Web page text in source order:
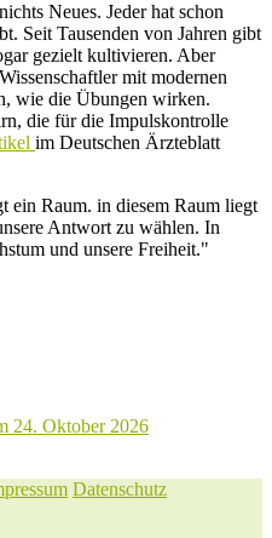
Neues. Jeder hat schon
Seit Tausenden von Jahren gibt
gezielt kultivieren. Aber
mit modernen
wie die Übungen wirken.
die für die Impulskontrolle
im Deutschen Ärzteblatt
ein Raum. in diesem Raum liegt
Antwort zu wählen. In
und unsere Freiheit."
24. Oktober 2026
Datenschutz